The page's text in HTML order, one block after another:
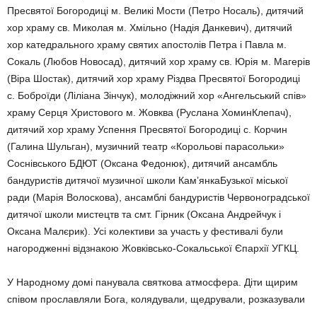
Пресвятої Богородиці м. Великі Мости (Петро Носаль), дитячий
хор храму св. Миколая м. Хмільно (Надія Данкевич), дитячий
хор катедрального храму святих апостолів Петра і Павла м.
Сокаль (Любов Новосад), дитячий хор храму св. Юрія м. Магерів
(Віра Шостак), дитячий хор храму Різдва Пресвятої Богородиці
с. Боброїди (Ліліана Зінчук), молодіжний хор «Ангельський спів»
храму Серця Христового м. Жовква (Руслана ХоминКлепач),
дитячий хор храму Успення Пресвятої Богородиці с. Корчин
(Галина Шульган), музичний театр «Корольові парасольки»
Соснівського БДЮТ (Оксана Федонюк), дитячий ансамбль
бандуристів дитячої музичної школи Кам’янкаБузької міської
ради (Марія Волоскова), ансамблі бандуристів Червоноградської
дитячої школи мистецтв та смт. Гірник (Оксана Андрейчук і
Оксана Малєрик). Усі колективи за участь у фестивалі були
нагородженні відзнакою Жовківсько-Сокальської Єпархії УГКЦ.
У Народному домі панувала святкова атмосфера. Діти щирим
співом прославляли Бога, колядували, щедрували, розказували